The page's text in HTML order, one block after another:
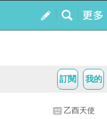
我的
訂閱
乙酉天使